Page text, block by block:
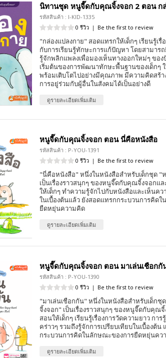
นิทานชุด หนูจี๊ดกับคุณจิ้งจอก 2 ตอน ก
รหัสสินค้า : I-KID-1335
0 รีวิว | Be the first to review
"กล่องแปลงกาย" สอดแทรกให้เด็กๆ เรียนรู้เรื่
กับการเรียนรู้ทักษะการแก้ปัญหา โดยสามาร
รู้จักพลิกแพลงเพื่อมองเห็นทางออกใหม่ๆ ขอ
เริ่มต้นของการพัฒนาทักษะพื้นฐานของเด็กๆ
พร้อมเติบโตไปอย่างมีคุณภาพ มีความคิดสร้
การอยู่ร่วมกับผู้อื่นในสังคมได้เป็นอย่างดี
ดูรายละเอียดเพิ่มเติม
หนูจี๊ดกับคุณจิ้งจอก ตอน นี่คือหนังสือ
รหัสสินค้า : P-YOU-1391
0 รีวิว | Be the first to review
"นี่คือหนังสือ" หนึ่งในหนังสือสำหรับเด็กชุด
เป็นเรื่องราวสนุกๆ ของหนูจี๊ดกับคุณจิ้งจอกแ
ให้เด็กๆ ทำความรู้จักไปกับหนังสือและเห็นค
ในเบื้องต้นแล้ว ยังสอดแทรกกระบวนการคิด
ยืดหยุ่นความคิด
ดูรายละเอียดเพิ่มเติม
หนูจี๊ดกับคุณจิ้งจอก ตอน มาเล่นเชือกกั
รหัสสินค้า : P-YOU-1390
0 รีวิว | Be the first to review
"มาเล่นเชือกกัน" หนึ่งในหนังสือสำหรับเด็ก
จิ้งจอก" เป็นเรื่องราวสนุกๆ ของหนูจี๊ดกับคุณ
สอนให้เด็กๆ เรียนรู้เรื่องการวัดความยาว กา
คร่าวๆ รวมถึงรู้จักการเปรียบเทียบในเบื้องต้น
กระบวนการคิดในลักษณะของการยืดหยุ่นคว
ดูรายละเอียดเพิ่มเติม